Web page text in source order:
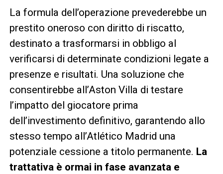
La formula dell’operazione prevederebbe un
prestito oneroso con diritto di riscatto,
destinato a trasformarsi in obbligo al
verificarsi di determinate condizioni legate a
presenze e risultati. Una soluzione che
consentirebbe all’Aston Villa di testare
l’impatto del giocatore prima
dell’investimento definitivo, garantendo allo
stesso tempo all’Atlético Madrid una
potenziale cessione a titolo permanente. La
trattativa è ormai in fase avanzata e